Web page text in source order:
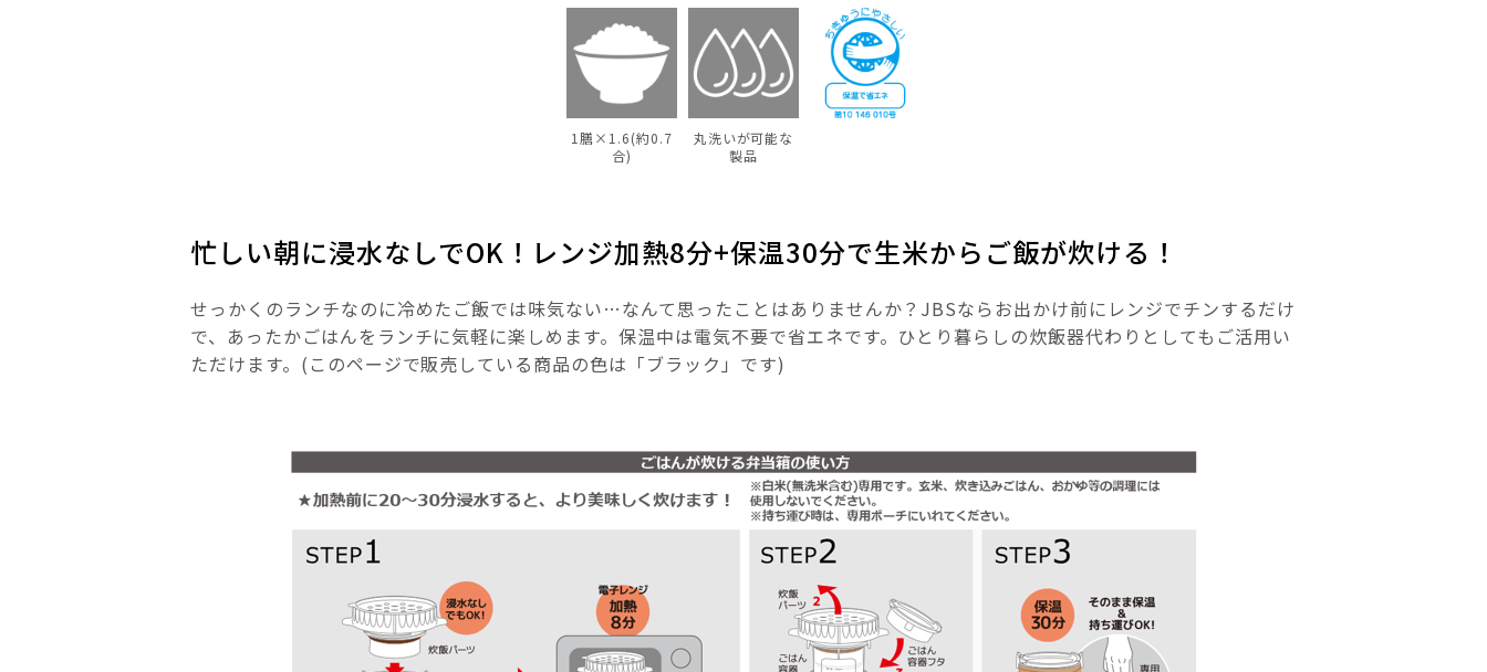
1膳×1.6(約0.7
合)
丸洗いが可能な
製品
忙しい朝に浸水なしでOK！レンジ加熱8分+保温30分で生米からご飯が炊ける！
せっかくのランチなのに冷めたご飯では味気ない…なんて思ったことはありませんか？JBSならお出かけ前にレンジでチンするだけ
で、あったかごはんをランチに気軽に楽しめます。保温中は電気不要で省エネです。ひとり暮らしの炊飯器代わりとしてもご活用い
ただけます。(このページで販売している商品の色は「ブラック」です)